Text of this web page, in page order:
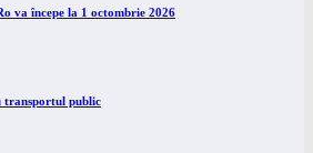
va începe la 1 octombrie 2026
transportul public